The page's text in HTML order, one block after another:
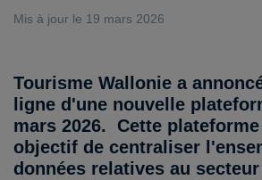
Mis à jour le 19 mars 2026
Tourisme Wallonie a
ligne d'une nouvelle
mars 2026. Cette
objectif de centraliser
données relatives au